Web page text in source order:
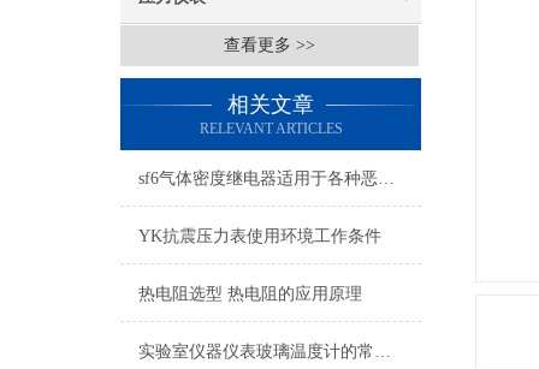
查看更多 >>
相关文章
RELEVANT ARTICLES
sf6气体密度继电器适用于各种恶劣环境和气候条件
YK抗震压力表使用环境工作条件
热电阻选型 热电阻的应用原理
实验室仪器仪表玻璃温度计的常见种类